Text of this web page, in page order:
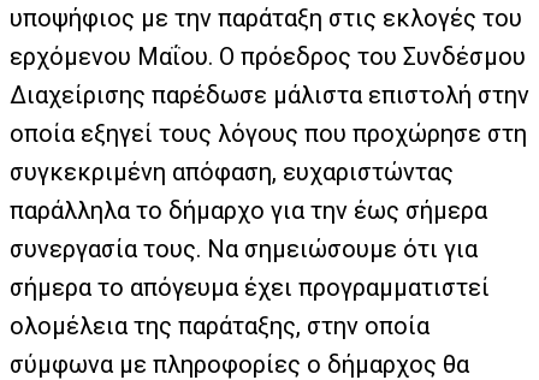
υποψήφιος με την παράταξη στις εκλογές του
ερχόμενου Μαΐου. Ο πρόεδρος του Συνδέσμου
Διαχείρισης παρέδωσε μάλιστα επιστολή στην
οποία εξηγεί τους λόγους που προχώρησε στη
συγκεκριμένη απόφαση, ευχαριστώντας
παράλληλα το δήμαρχο για την έως σήμερα
συνεργασία τους. Να σημειώσουμε ότι για
σήμερα το απόγευμα έχει προγραμματιστεί
ολομέλεια της παράταξης, στην οποία
σύμφωνα με πληροφορίες ο δήμαρχος θα